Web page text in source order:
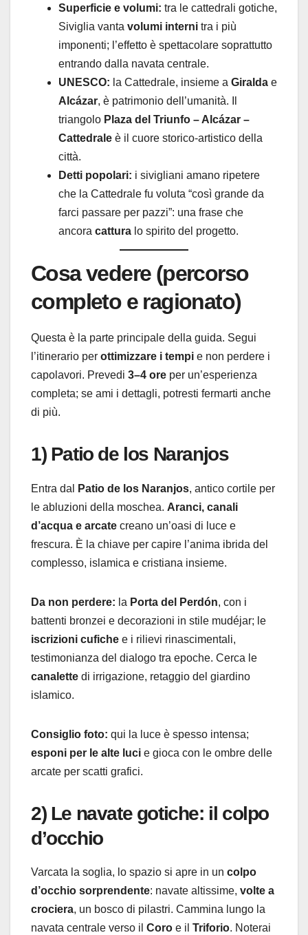
Superficie e volumi: tra le cattedrali gotiche,
Siviglia vanta volumi interni tra i più
imponenti; l’effetto è spettacolare soprattutto
entrando dalla navata centrale.
UNESCO: la Cattedrale, insieme a Giralda e
Alcázar, è patrimonio dell’umanità. Il
triangolo Plaza del Triunfo – Alcázar –
Cattedrale è il cuore storico-artistico della
città.
Detti popolari: i sivigliani amano ripetere
che la Cattedrale fu voluta “così grande da
farci passare per pazzi”: una frase che
ancora cattura lo spirito del progetto.
Cosa vedere (percorso
completo e ragionato)
Questa è la parte principale della guida. Segui
l’itinerario per ottimizzare i tempi e non perdere i
capolavori. Prevedi 3–4 ore per un’esperienza
completa; se ami i dettagli, potresti fermarti anche
di più.
1) Patio de los Naranjos
Entra dal Patio de los Naranjos, antico cortile per
le abluzioni della moschea. Aranci, canali
d’acqua e arcate creano un’oasi di luce e
frescura. È la chiave per capire l’anima ibrida del
complesso, islamica e cristiana insieme.
Da non perdere: la Porta del Perdón, con i
battenti bronzei e decorazioni in stile mudéjar; le
iscrizioni cufiche e i rilievi rinascimentali,
testimonianza del dialogo tra epoche. Cerca le
canalette di irrigazione, retaggio del giardino
islamico.
Consiglio foto: qui la luce è spesso intensa;
esponi per le alte luci e gioca con le ombre delle
arcate per scatti grafici.
2) Le navate gotiche: il colpo
d’occhio
Varcata la soglia, lo spazio si apre in un colpo
d’occhio sorprendente: navate altissime, volte a
crociera, un bosco di pilastri. Cammina lungo la
navata centrale verso il Coro e il Triforio. Noterai